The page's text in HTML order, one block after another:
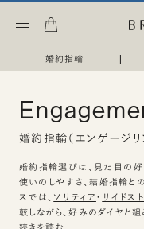
婚約指輪 |
婚約指輪（エンゲージ
婚約指輪選びは、見た目の好
使いのしやすさ、結婚指輪と
スでは、 ソリティア ・ サイドス
較しながら、好みのダイヤと